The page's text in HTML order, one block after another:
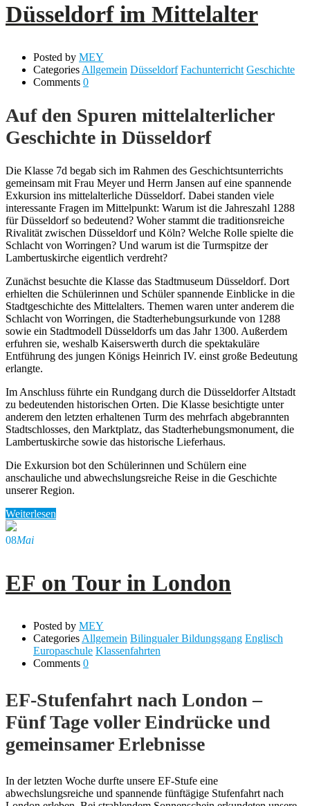
Düsseldorf im Mittelalter
Posted by MEY
Categories Allgemein Düsseldorf Fachunterricht Geschichte
Comments 0
Auf den Spuren mittelalterlicher
Geschichte in Düsseldorf
Die Klasse 7d begab sich im Rahmen des Geschichtsunterrichts
gemeinsam mit Frau Meyer und Herrn Jansen auf eine spannende
Exkursion ins mittelalterliche Düsseldorf. Dabei standen viele
interessante Fragen im Mittelpunkt: Warum ist die Jahreszahl 1288
für Düsseldorf so bedeutend? Woher stammt die traditionsreiche
Rivalität zwischen Düsseldorf und Köln? Welche Rolle spielte die
Schlacht von Worringen? Und warum ist die Turmspitze der
Lambertuskirche eigentlich verdreht?
Zunächst besuchte die Klasse das Stadtmuseum Düsseldorf. Dort
erhielten die Schülerinnen und Schüler spannende Einblicke in die
Stadtgeschichte des Mittelalters. Themen waren unter anderem die
Schlacht von Worringen, die Stadterhebungsurkunde von 1288
sowie ein Stadtmodell Düsseldorfs um das Jahr 1300. Außerdem
erfuhren sie, weshalb Kaiserswerth durch die spektakuläre
Entführung des jungen Königs Heinrich IV. einst große Bedeutung
erlangte.
Im Anschluss führte ein Rundgang durch die Düsseldorfer Altstadt
zu bedeutenden historischen Orten. Die Klasse besichtigte unter
anderem den letzten erhaltenen Turm des mehrfach abgebrannten
Stadtschlosses, den Marktplatz, das Stadterhebungsmonument, die
Lambertuskirche sowie das historische Lieferhaus.
Die Exkursion bot den Schülerinnen und Schülern eine
anschauliche und abwechslungsreiche Reise in die Geschichte
unserer Region.
Weiterlesen
08Mai
EF on Tour in London
Posted by MEY
CategoriesAllgemein Bilingualer Bildungsgang Englisch
Europaschule Klassenfahrten
Comments 0
EF-Stufenfahrt nach London –
Fünf Tage voller Eindrücke und
gemeinsamer Erlebnisse
In der letzten Woche durfte unsere EF-Stufe eine
abwechslungsreiche und spannende fünftägige Stufenfahrt nach